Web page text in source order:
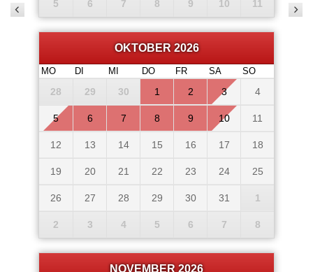
5 6 7 8 9 10 11
OKTOBER 2026
MO DI MI DO FR SA SO
28 29 30 1 2 3 4
5 6 7 8 9 10 11
12 13 14 15 16 17 18
19 20 21 22 23 24 25
26 27 28 29 30 31 1
2 3 4 5 6 7 8
NOVEMBER 2026